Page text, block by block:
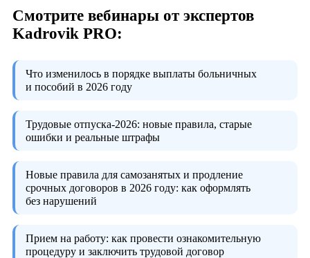
Смотрите вебинары от экспертов
Kadrovik PRO:
Что изменилось в порядке выплаты больничных
и пособий в 2026 году
Трудовые отпуска-2026: новые правила, старые
ошибки и реальные штрафы
Новые правила для самозанятых и продление
срочных договоров в 2026 году: как оформлять
без нарушений
Прием на работу: как провести ознакомительную
процедуру и заключить трудовой договор